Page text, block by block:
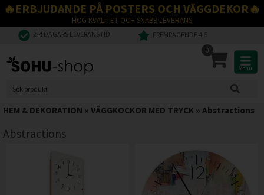
🔥ERBJUDANDE PÅ POSTERS OCH VÄGGDEKOR🔥
HÖG KVALITET OCH SNABB LEVERANS
2-4 DAGARS LEVERANSTID FREMRAGENDE 4,5
0
Menu
HEM & DEKORATION » VÄGGKOCKOR MED TRYCK » Abstractions
Abstractions